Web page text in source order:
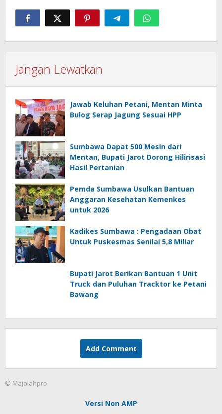
Jangan Lewatkan
Jawab Keluhan Petani, Mentan Minta
Bulog Serap Jagung Sesuai HPP
Sumbawa Dapat 500 Mesin dari
Mentan, Bupati Jarot Dorong Hilirisasi
Hasil Pertanian
Pemda Sumbawa Usulkan Bantuan
Anggaran Kesehatan Kemenkes
untuk 2026
Kadikes Sumbawa : Pengadaan Obat
Untuk Puskesmas Senilai 5,8 Miliar
Bupati Jarot Berikan Bantuan 1 Unit
Truck dan Puluhan Tracktor ke Petani
Bawang
Add Comment
© Majalahpro
Versi Non AMP